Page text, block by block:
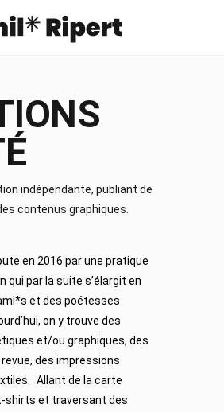
indépendante, publiant de
contenus graphiques.
en 2016 par une pratique
qui par la suite s’élargit en
et des poétesses
on y trouve des
et/ou graphiques, des
des impressions
Allant de la carte
shirts et traversant des